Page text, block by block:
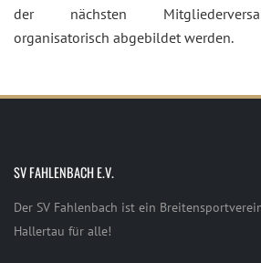
der nächsten
organisatorisch abgebildet werden.
SV FAHLENBACH E.V.
Der SV Fahlenbach ist ein
Hallertau für alle!